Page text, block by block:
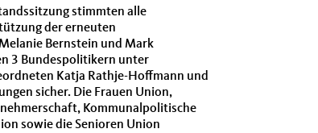
stimmten alle
der erneuten
Bernstein und Mark
3 Bundespolitikern unter
Katja Rathje-Hoffmann und
sicher. Die Frauen Union,
Kommunalpolitische
sowie die Senioren Union